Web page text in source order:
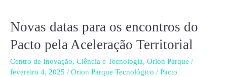
Novas datas para os encontros do
Pacto pela Aceleração Territorial
Centro de Inovação, Ciência e Tecnologia, Orion Parque /
fevereiro 4, 2025 / Orion Parque Tecnológico / Pacto
Novas
para
os